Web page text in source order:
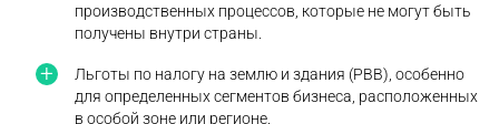
производственных процессов, которые не могут быть
получены внутри страны.
Льготы по налогу на землю и здания (PBB), особенно
для определенных сегментов бизнеса, расположенных
в особой зоне или регионе.